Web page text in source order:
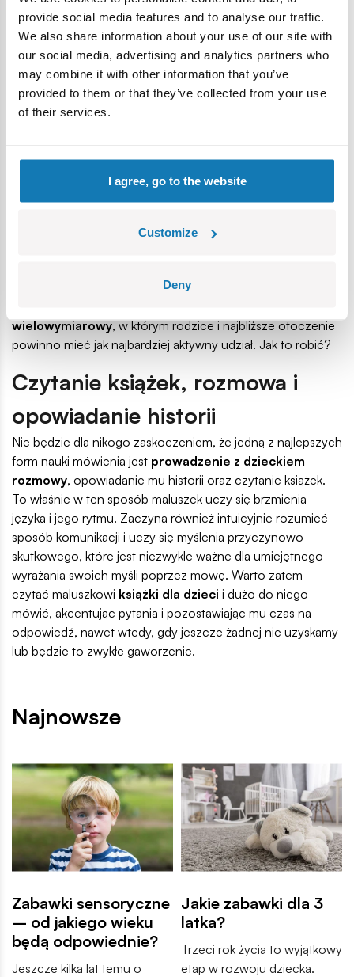
provide social media features and to analyse our traffic.
We also share information about your use of our site with
our social media, advertising and analytics partners who
may combine it with other information that you’ve
provided to them or that they’ve collected from your use
of their services.
I agree, go to the website
Customize
Deny
Dużym wsparciem dla rozwoju mowy dziecka jest niezwykle
zróżnicowany wybór zabawek interaktywnych,
dedykowanych zarówno dla maluszków, jak i dla nieco
starszych dzieci. W przypadku najmłodszych warto
postawić na zabawki, takie jak:
Interaktywna Lama Linkimals
VTECH Magiczny Jednorożec
W nauce mowystarszym dzieciompomogą, takie
Squeakee – Balonikowy Piesek Interaktywny
wielowymiarowy, w którym rodzice i najbliższe otoczenie
powinno mieć jak najbardziej aktywny udział. Jak to robić?
Czytanie książek, rozmowa i
opowiadanie historii
Nie będzie dla nikogo zaskoczeniem, że jedną z najlepszych
form nauki mówienia jest prowadzenie z dzieckiem
rozmowy, opowiadanie mu historii oraz czytanie książek.
To właśnie w ten sposób maluszek uczy się brzmienia
języka i jego rytmu. Zaczyna również intuicyjnie rozumieć
sposób komunikacji i uczy się myślenia przyczynowo
skutkowego, które jest niezwykle ważne dla umiejętnego
wyrażania swoich myśli poprzez mowę. Warto zatem
czytać maluszkowi książki dla dzieci i dużo do niego
mówić, akcentując pytania i pozostawiając mu czas na
odpowiedź, nawet wtedy, gdy jeszcze żadnej nie uzyskamy
lub będzie to zwykłe gaworzenie.
Najnowsze
Zabawki sensoryczne
– od jakiego wieku
będą odpowiednie?
Jeszcze kilka lat temu o
Jakie zabawki dla 3
latka?
Trzeci rok życia to wyjątkowy
etap w rozwoju dziecka.